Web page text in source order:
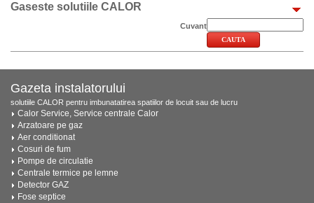
Gaseste solutiile CALOR
Cuvant
Gazeta instalatorului
solutiile CALOR pentru imbunatatirea spatiilor de locuit sau de lucru
Calor Service, Service centrale Calor
Arzatoare pe gaz
Aer conditionat
Cosuri de fum
Pompe de circulatie
Centrale termice pe lemne
Detector GAZ
Fose septice